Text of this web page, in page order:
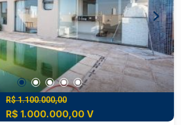
R$ 1.100.000,00
R$ 1.000.000,00 V